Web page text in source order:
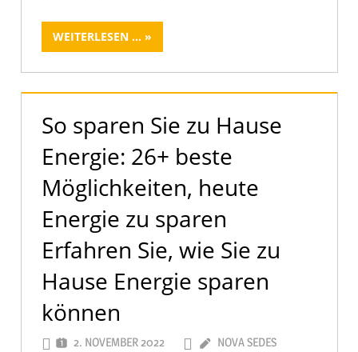
WEITERLESEN ...
So sparen Sie zu Hause
Energie: 26+ beste
Möglichkeiten, heute
Energie zu sparen
Erfahren Sie, wie Sie zu
Hause Energie sparen
können
2. NOVEMBER 2022 NOVA SEDES